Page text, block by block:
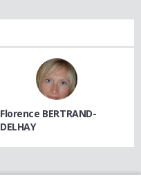
Florence BERTRAND-
DELHAY